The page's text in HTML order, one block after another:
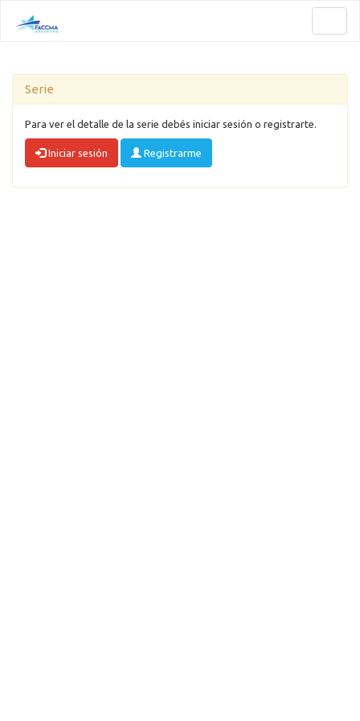
Serie
Para ver el detalle de la serie debés iniciar sesión o registrarte.
Iniciar sesión Registrarme